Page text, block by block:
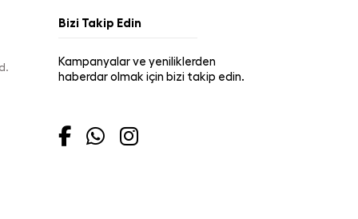
Bizi Takip Edin
Kampanyalar ve yeniliklerden
haberdar olmak için bizi takip edin.